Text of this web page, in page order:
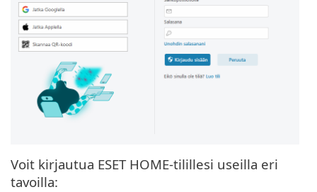
Voit kirjautua ESET HOME-tilillesi useilla eri
tavoilla: